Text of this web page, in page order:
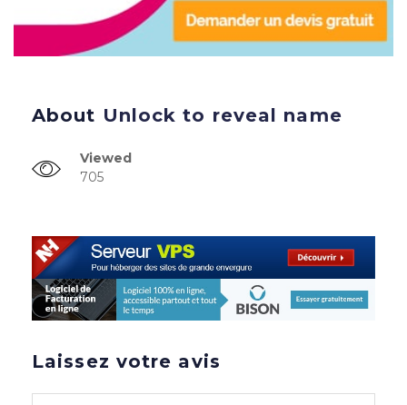
About Unlock to reveal name
Viewed
705
Laissez votre avis